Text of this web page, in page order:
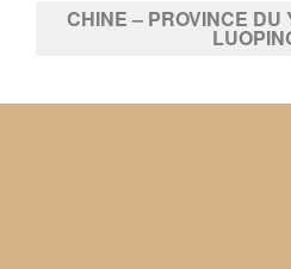
CHINE – PROVINCE